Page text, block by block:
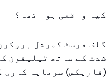
کیا واقعی ہوا تھا؟
شدت کے ساتھ ٹیلیفون
(فاریکس) سرمایہ کاری